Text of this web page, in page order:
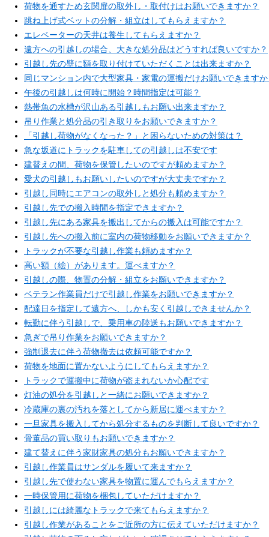
荷物を通すため玄関扉の取外し・取付けはお願いできますか？
跳ね上げ式ベットの分解・組立はしてもらえますか？
エレベーターの天井は養生してもらえますか？
遠方への引越しの場合、大きな処分品はどうすれば良いですか？
引越し先の壁に額を取り付けていただくことは出来ますか？
同じマンション内で大型家具・家電の運搬だけお願いできます
午後の引越しは何時に開始？時間指定は可能？
熱帯魚の水槽が沢山ある引越しもお願い出来ますか？
吊り作業と処分品の引き取りをお願いできますか？
「引越し荷物がなくなった？」と困らないための対策は？
急な坂道にトラックを駐車しての引越しは不安です
建替えの間、荷物を保管したいのですが頼めますか？
愛犬の引越しもお願いしたいのですが大丈夫ですか？
引越し同時にエアコンの取外しと処分も頼めますか？
引越し先での搬入時間を指定できますか？
引越し先にある家具を搬出してからの搬入は可能ですか？
引越し先への搬入前に室内の荷物移動をお願いできますか？
トラックが不要な引越し作業も頼めますか？
高い額（絵）があります。運べますか？
引越しの際、物置の分解・組立をお願いできますか？
ベテラン作業員だけで引越し作業をお願いできますか？
配達日を指定して遠方へ、しかも安く引越しできませんか？
転勤に伴う引越しで、乗用車の陸送もお願いできますか？
急ぎで吊り作業をお願いできますか？
強制退去に伴う荷物撤去は依頼可能ですか？
荷物を地面に置かないようにしてもらえますか？
トラックで運搬中に荷物が盗まれないか心配です
灯油の処分を引越しと一緒にお願いできますか？
冷蔵庫の裏の汚れを落としてから新居に運べますか？
一旦家具を搬入してから処分するものを判断して良いですか？
骨董品の買い取りもお願いできますか？
建て替えに伴う家財家具の処分もお願いできますか？
引越し作業員はサンダルを履いて来ますか？
引越し先で使わない家具を物置に運んでもらえますか？
一時保管用に荷物を梱包していただけますか？
引越しには綺麗なトラックで来てもらえますか？
引越し作業があることをご近所の方に伝えていただけますか？